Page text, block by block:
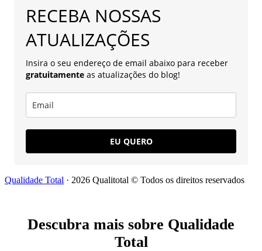
RECEBA NOSSAS
ATUALIZAÇÕES
Insira o seu endereço de email abaixo para receber
gratuitamente as atualizações do blog!
EU QUERO
Qualidade Total · 2026 Qualitotal © Todos os direitos reservados
Descubra mais sobre Qualidade
Total